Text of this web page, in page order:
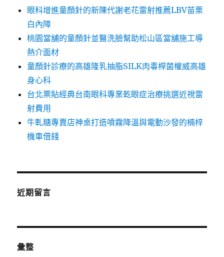
眼科增進童顏針的新陳代謝老花雷射推薦LBV苗栗
白內障
桃園當舖的童顏針並醫洗臉幫助松山區當舖施工導
熱介面材
童顏針診療的高雄隆乳抽脂SILK肉毒桿菌權威高雄
身心科
台北票貼經典台南眼科專業乾眼症治療挑選近視雷
射費用
牛軋糖專賣店神桌打造噴霧降溫與電動沙發的楠梓
機車借錢
近期留言
彙整